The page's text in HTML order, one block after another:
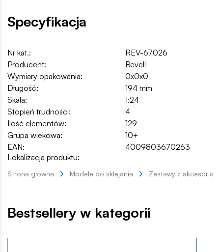
Specyfikacja
Nr kat.:
REV-67026
Producent:
Revell
Wymiary opakowania:
0x0x0
Długość:
194 mm
Skala:
1:24
Stopień trudności:
4
Ilość elementów:
129
Grupa wiekowa:
10+
EAN:
4009803670263
Lokalizacja produktu:
Strona główna Modele do sklejania Zestawy z akcesoriami
Bestsellery w kategorii